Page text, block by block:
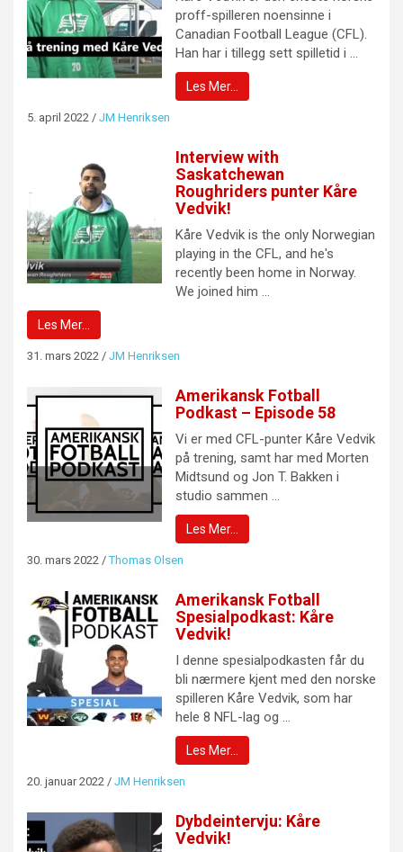
proff-spilleren noensinne i
Canadian Football League (CFL).
Han har i tillegg sett spilletid i ...
Les Mer…
5. april 2022 / JM Henriksen
Interview with
Saskatchewan
Roughriders punter Kåre
Vedvik!
Kåre Vedvik is the only Norwegian
playing in the CFL, and he's
recently been home in Norway.
We joined him ...
Les Mer…
31. mars 2022 / JM Henriksen
Amerikansk Fotball
Podkast – Episode 58
Vi er med CFL-punter Kåre Vedvik
på trening, samt har med Morten
Midtsund og Jon T. Bakken i
studio sammen ...
Les Mer…
30. mars 2022 /Thomas Olsen
Amerikansk Fotball
Spesialpodkast: Kåre
Vedvik!
I denne spesialpodkasten får du
bli nærmere kjent med den norske
spilleren Kåre Vedvik, som har
hele 8 NFL-lag og ...
Les Mer…
20. januar 2022 / JM Henriksen
Dybdeintervju: Kåre
Vedvik!